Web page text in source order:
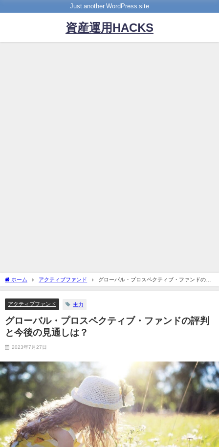
Just another WordPress site
資産運用HACKS
ホーム アクティブファンド
グローバル・プロスペクティブ・ファンドの評
判と今後の見通しは？
アクティブファンド 主力
グローバル・プロスペクティブ・ファンドの評判
と今後の見通しは？
2023年7月27日